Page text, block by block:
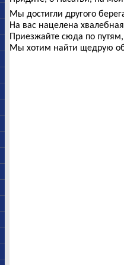
Мы достигли другого
На вас нацелена
Приезжайте сюда по
Мы хотим найти щедрую